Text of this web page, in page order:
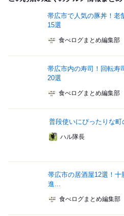
帯広市で人気の豚丼！老
15選
食べログまとめ編集部
帯広市内の寿司！回転寿
20選
食べログまとめ編集部
普段使いにぴったりな町
ハル隊長
帯広市の居酒屋12選！
進...
食べログまとめ編集部